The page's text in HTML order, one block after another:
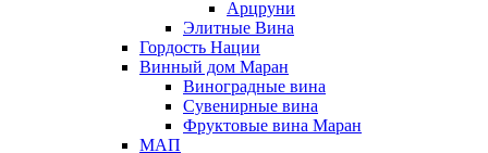
Арцруни
Элитные Вина
Гордость Нации
Винный дом Маран
Виноградные вина
Сувенирные вина
Фруктовые вина Маран
МАП